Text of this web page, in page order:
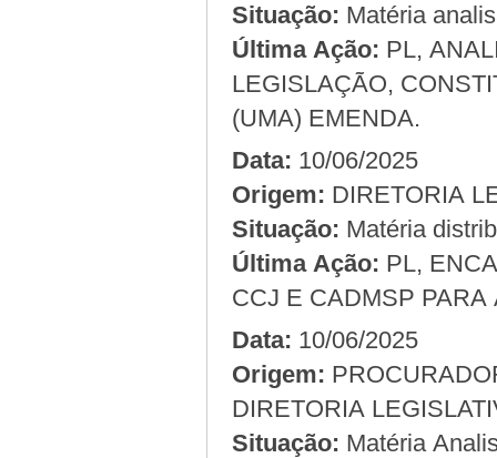
Situação: Matéria
Última Ação: PL,
LEGISLAÇÃO,
(UMA) EMENDA.
Data: 10/06/2025
Origem:
Situação: Matéria
Última Ação: PL,
CCJ E CADMSP
Data: 10/06/2025
Origem:
DIRETORIA
Situação: Matéria